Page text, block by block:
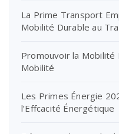
La Prime Transport
Mobilité Durable au
Promouvoir la Mobilité
Mobilité
Les Primes Énergie
l’Effcacité Énergétique